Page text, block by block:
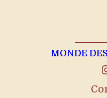
MONDE